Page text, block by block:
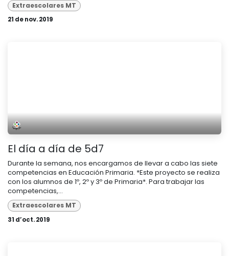
Extraescolares MT
21 de nov. 2019
El día a día de 5d7
Durante la semana, nos encargamos de llevar a cabo las siete
competencias en Educación Primaria. *Este proyecto se realiza
con los alumnos de 1º, 2º y 3º de Primaria*. Para trabajar las
competencias,...
Extraescolares MT
31 d’oct. 2019